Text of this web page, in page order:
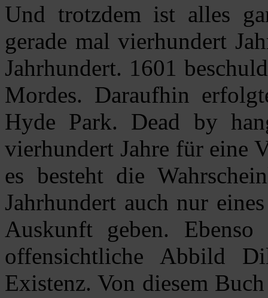
Und trotzdem ist alles
gerade mal vierhundert
Jahrhundert. 1601
Mordes. Daraufhin
Hyde Park. Dead by
vierhundert Jahre für eine
es besteht die
Jahrhundert auch nur
Auskunft geben.
offensichtliche Abbild
Existenz. Von diesem